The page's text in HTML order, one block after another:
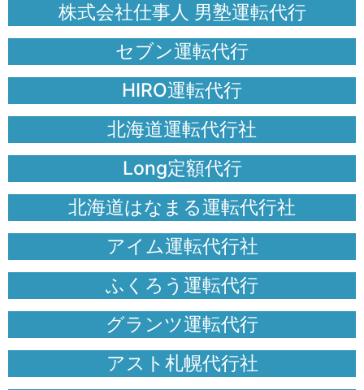
株式会社仕事人 男塾運転代行
セブン運転代行
HIRO運転代行
北海道運転代行社
Long定額代行
北海道はなまる運転代行社
アイム運転代行社
ふくろう運転代行
グランツ運転代行
アスト札幌代行社